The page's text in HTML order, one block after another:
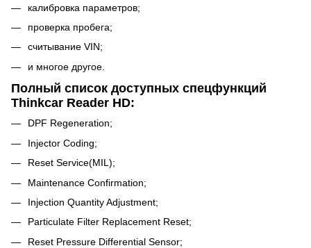
калибровка параметров;
проверка пробега;
считывание VIN;
и многое другое.
Полный список доступных спецфункций
Thinkcar Reader HD:
DPF Regeneration;
Injector Coding;
Reset Service(MIL);
Maintenance Confirmation;
Injection Quantity Adjustment;
Particulate Filter Replacement Reset;
Reset Pressure Differential Sensor;